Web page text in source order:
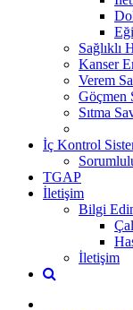
Sağlıklı
Kanser
Verem
Göçmen
Sıtma
İç Kontrol
TGAP
İletişim
Bilgi
İletişim